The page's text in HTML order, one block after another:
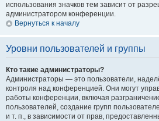
использования значков тем зависит от
администратором конференции.
Вернуться к началу
Уровни пользователей и группы
Кто такие администраторы?
Администраторы — это пользователи,
контроля над конференцией. Они могут
работы конференции, включая
пользователей, создание групп
и т. п., в зависимости от прав,